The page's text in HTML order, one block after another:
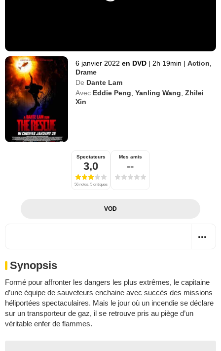
6 janvier 2022 en DVD | 2h 19min | Action
Drame
De Dante Lam
Avec Eddie Peng ,Yanling Wang ,Zhilei
Xin
Spectateurs
3,0
56 notes, 5 critiques
Mes amis
--
VOD
Synopsis
Formé pour affronter les dangers les plus extrêmes, le capitaine
d’une équipe de sauveteurs enchaine avec succès des missions
héliportées spectaculaires. Mais le jour où un incendie se déclare
sur un transporteur de gaz, il se retrouve pris au piège d’un
véritable enfer de flammes.